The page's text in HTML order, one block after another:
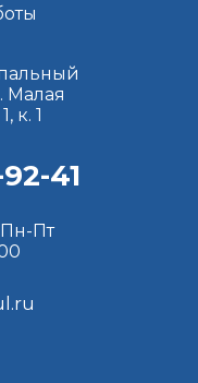
Пн-Пт
Малая
к. 1
41